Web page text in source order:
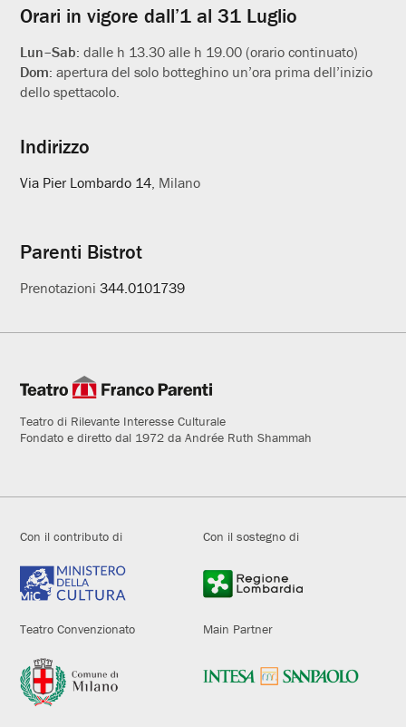
Orari in vigore dall’1 al 31 Luglio
Lun–Sab:dalle h 13.30 alle h 19.00 (orario continuato)
Dom:apertura del solo botteghino un’ora prima dell’inizio
dello spettacolo.
Indirizzo
Via Pier Lombardo 14 , Milano
Parenti Bistrot
Prenotazioni344.0101739
Teatro di Rilevante Interesse Culturale
Fondato e diretto dal 1972 da Andrée Ruth Shammah
Con il contributo di Con il sostegno di
Teatro Convenzionato Main Partner